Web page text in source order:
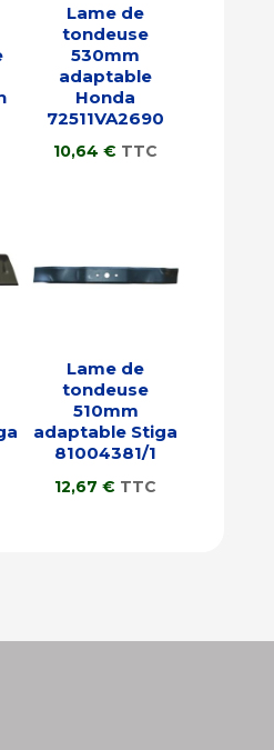
Lame de
tondeuse
530mm
adaptable
Honda
72511VA2690
10,64€ TTC
Lame de
tondeuse
510mm
adaptable Stiga
81004381/1
12,67€ TTC